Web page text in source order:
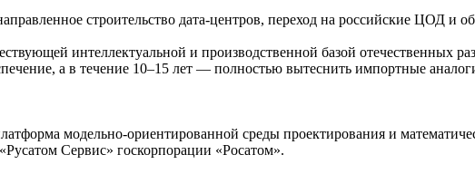
строительство дата-центров, переход на российские ЦОД и
интеллектуальной и производственной базой отечественных
а в течение 10–15 лет — полностью вытеснить импортные
модельно-ориентированной среды проектирования и
Сервис» госкорпорации «Росатом».